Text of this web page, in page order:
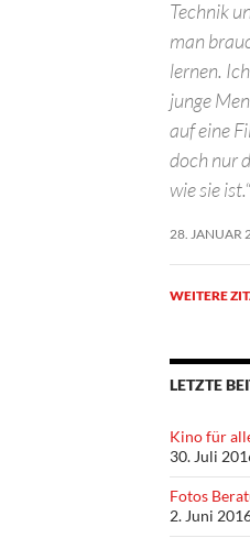
Technik
man
lernen.
junge
auf eine
doch nur
wie sie
28. JANUAR
WEITERE
LETZTE
Kino für
30. Juli
Fotos
2. Juni